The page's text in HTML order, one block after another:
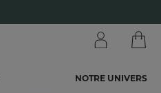
NOTRE UNIVERS